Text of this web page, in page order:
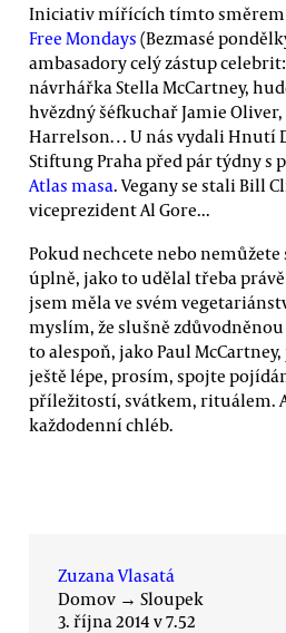
Iniciativ mířících tímto směrem
Free Mondays (Bezmasé
ambasadory celý zástup
návrhářka Stella McCartney,
hvězdný šéfkuchař Jamie
Harrelson… U nás vydali Hnutí
Stiftung Praha před pár týdny s
Atlas masa. Vegany se stali Bill
viceprezident Al Gore...
Pokud nechcete nebo
úplně, jako to udělal třeba
jsem měla ve svém
myslím, že slušně
to alespoň, jako Paul
ještě lépe, prosím, spojte
příležitostí, svátkem, rituálem.
každodenní chléb.
Zuzana Vlasatá
Domov → Sloupek
3. října 2014 v 7.52